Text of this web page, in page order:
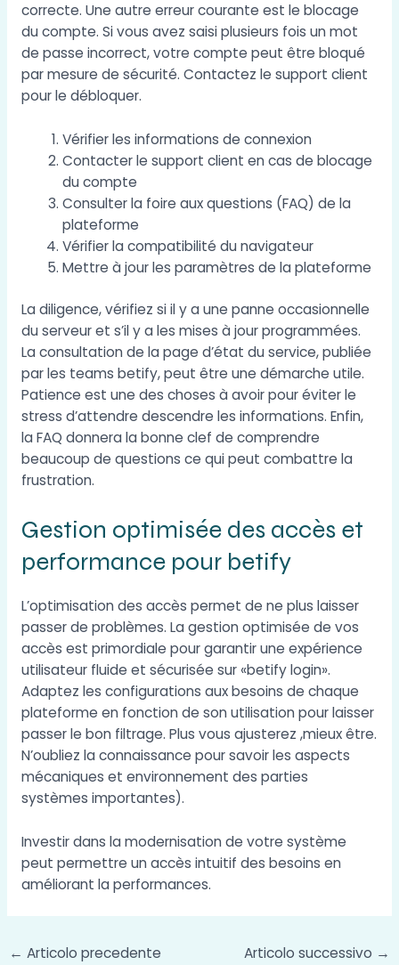
correcte. Une autre erreur courante est le blocage
du compte. Si vous avez saisi plusieurs fois un mot
de passe incorrect, votre compte peut être bloqué
par mesure de sécurité. Contactez le support client
pour le débloquer.
Vérifier les informations de connexion
Contacter le support client en cas de blocage
du compte
Consulter la foire aux questions (FAQ) de la
plateforme
Vérifier la compatibilité du navigateur
Mettre à jour les paramètres de la plateforme
La diligence, vérifiez si il y a une panne occasionnelle
du serveur et s’il y a les mises à jour programmées.
La consultation de la page d’état du service, publiée
par les teams betify, peut être une démarche utile.
Patience est une des choses à avoir pour éviter le
stress d’attendre descendre les informations. Enfin,
la FAQ donnera la bonne clef de comprendre
beaucoup de questions ce qui peut combattre la
frustration.
Gestion optimisée des accès et
performance pour betify
L’optimisation des accès permet de ne plus laisser
passer de problèmes. La gestion optimisée de vos
accès est primordiale pour garantir une expérience
utilisateur fluide et sécurisée sur «betify login».
Adaptez les configurations aux besoins de chaque
plateforme en fonction de son utilisation pour laisser
passer le bon filtrage. Plus vous ajusterez ,mieux être.
N’oubliez la connaissance pour savoir les aspects
mécaniques et environnement des parties
systèmes importantes).
Investir dans la modernisation de votre système
peut permettre un accès intuitif des besoins en
améliorant la performances.
← Articolo precedente Articolo successivo →